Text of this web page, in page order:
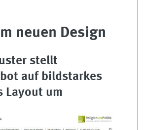
neuen Design
stellt
auf bildstarkes
Layout um